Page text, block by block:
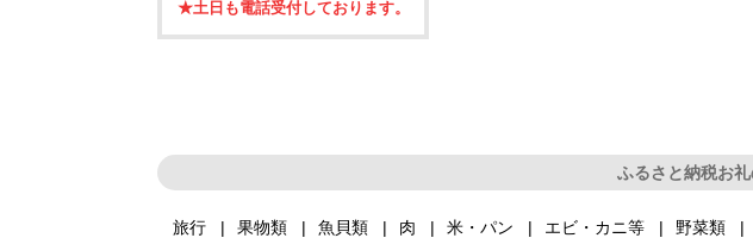
★土日も電話受付しております。
ふるさと納税お
旅行 果物類 魚貝類 肉 米・パン エビ・カニ等 野菜類